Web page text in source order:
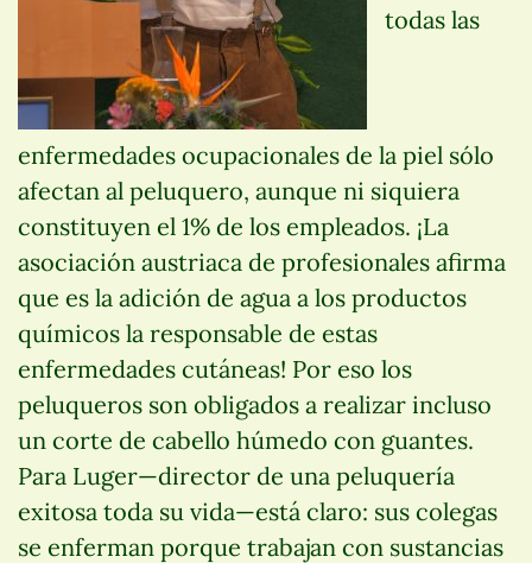
todas las
enfermedades ocupacionales de la piel sólo
afectan al peluquero, aunque ni siquiera
constituyen el 1% de los empleados. ¡La
asociación austriaca de profesionales afirma
que es la adición de agua a los productos
químicos la responsable de estas
enfermedades cutáneas! Por eso los
peluqueros son obligados a realizar incluso
un corte de cabello húmedo con guantes.
Para Luger—director de una peluquería
exitosa toda su vida—está claro: sus colegas
se enferman porque trabajan con sustancias